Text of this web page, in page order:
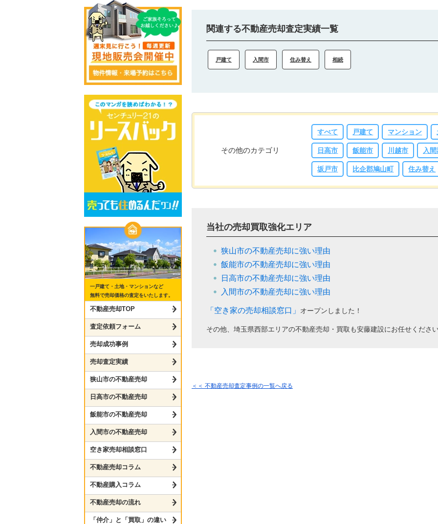
関連する不動産売却査定実績一覧
戸建て 入間市 住み替え 相続
その他のカテゴリ
すべて 戸建て マンション
日高市 飯能市 川越市 入
坂戸市 比企郡鳩山町 住み替え
当社の売却買取強化エリア
狭山市の不動産売却に強い理由
飯能市の不動産売却に強い理由
日高市の不動産売却に強い理由
入間市の不動産売却に強い理由
「空き家の売却相談窓口」 オープンしました！
その他、埼玉県西部エリアの不動産売却・買取も安藤建設にお任せくださ
＜＜ 不動産売却査定事例の一覧へ戻る
一戸建て・土地・マンションなど
無料で売却価格の査定をいたします。
不動産売却TOP
査定依頼フォーム
売却成功事例
売却査定実績
狭山市の不動産売却
日高市の不動産売却
飯能市の不動産売却
入間市の不動産売却
空き家売却相談窓口
不動産売却コラム
不動産購入コラム
不動産売却の流れ
「仲介」と「買取」の違い